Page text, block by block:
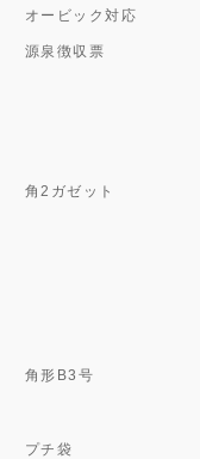
オービック対応
源泉徴収票
角2ガゼット
角形B3号
プチ袋